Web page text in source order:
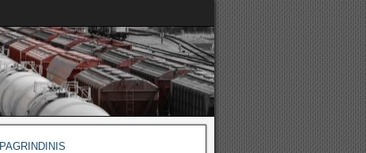
PAGRINDINIS